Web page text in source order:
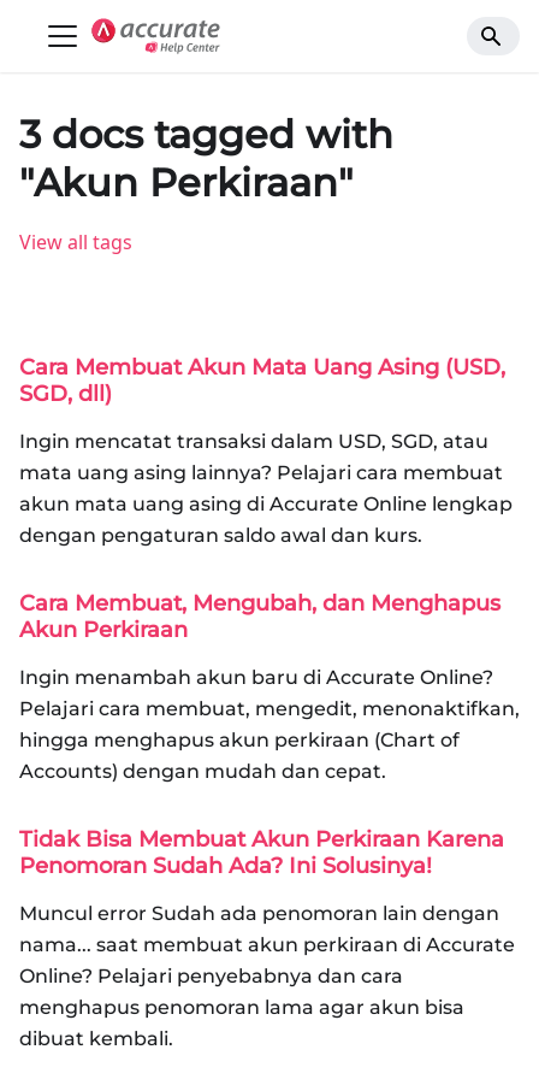
3 docs tagged with
"Akun Perkiraan"
View all tags
Cara Membuat Akun Mata Uang Asing (USD,
SGD, dll)
Ingin mencatat transaksi dalam USD, SGD, atau
mata uang asing lainnya? Pelajari cara membuat
akun mata uang asing di Accurate Online lengkap
dengan pengaturan saldo awal dan kurs.
Cara Membuat, Mengubah, dan Menghapus
Akun Perkiraan
Ingin menambah akun baru di Accurate Online?
Pelajari cara membuat, mengedit, menonaktifkan,
hingga menghapus akun perkiraan (Chart of
Accounts) dengan mudah dan cepat.
Tidak Bisa Membuat Akun Perkiraan Karena
Penomoran Sudah Ada? Ini Solusinya!
Muncul error Sudah ada penomoran lain dengan
nama... saat membuat akun perkiraan di Accurate
Online? Pelajari penyebabnya dan cara
menghapus penomoran lama agar akun bisa
dibuat kembali.